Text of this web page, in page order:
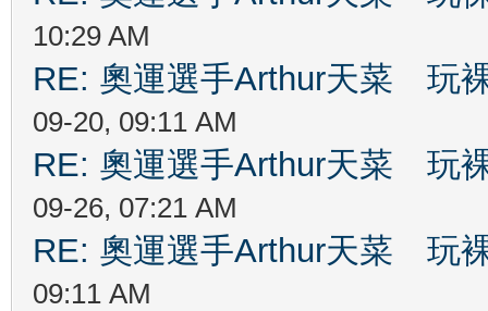
10:29 AM
RE: 奧運選手Arthur天菜 玩
09-20, 09:11 AM
RE: 奧運選手Arthur天菜 玩
09-26, 07:21 AM
RE: 奧運選手Arthur天菜 玩
09:11 AM